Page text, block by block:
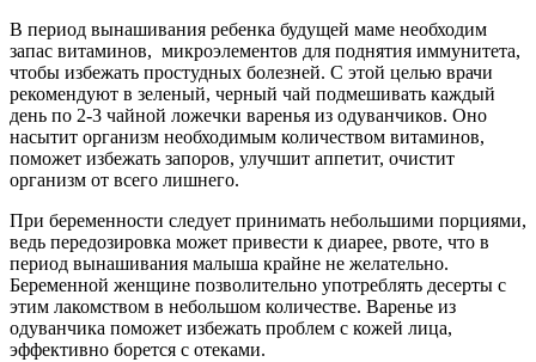
В период вынашивания ребенка будущей маме необходим
запас витаминов, микроэлементов для поднятия иммунитета,
чтобы избежать простудных болезней. С этой целью врачи
рекомендуют в зеленый, черный чай подмешивать каждый
день по 2-3 чайной ложечки варенья из одуванчиков. Оно
насытит организм необходимым количеством витаминов,
поможет избежать запоров, улучшит аппетит, очистит
организм от всего лишнего.
При беременности следует принимать небольшими порциями,
ведь передозировка может привести к диарее, рвоте, что в
период вынашивания малыша крайне не желательно.
Беременной женщине позволительно употреблять десерты с
этим лакомством в небольшом количестве. Варенье из
одуванчика поможет избежать проблем с кожей лица,
эффективно борется с отеками.